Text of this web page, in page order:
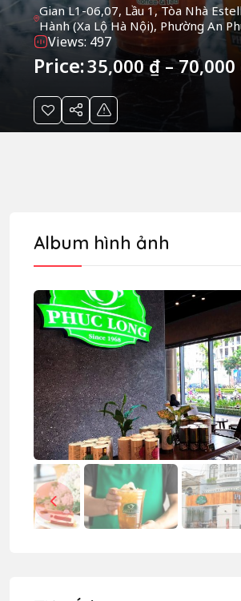
Gian L1-06,07, Lầu 1, Tòa Nhà
Hành (Xa Lộ Hà Nội), Phường An
Views: 497
Price:35,000 ₫ – 70,000
Album hình ảnh